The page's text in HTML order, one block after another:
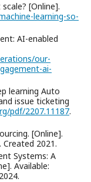
[Online].
learning-so-
AI-enabled
our-
ai-
learning Auto
issue ticketing
pdf/2207.11187.
[Online].
. Created 2021.
Systems: A
Available: